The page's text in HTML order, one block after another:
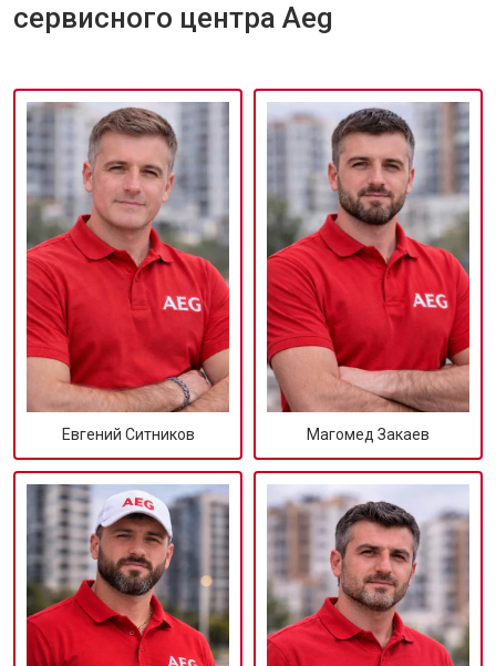
сервисного центра Aeg
Евгений Ситников Магомед Закаев